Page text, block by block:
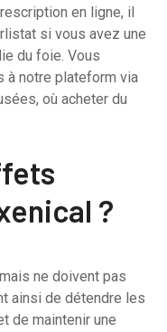
en ligne, il
si vous avez une
du foie. Vous
à notre plateform via
où acheter du
?
ne doivent pas
ainsi de détendre les
de maintenir une